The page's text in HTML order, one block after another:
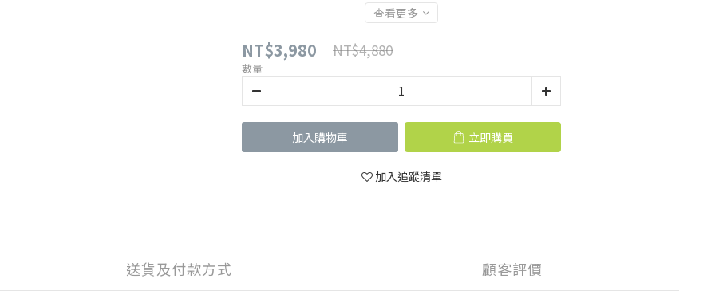
查看更多
NT$3,980 NT$4,880
數量
加入購物車 立即購買
加入追蹤清單
送貨及付款方式 顧客評價